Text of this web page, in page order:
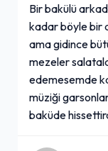
Bir bakülü
kadar böyle bir
ama gidince
mezeler
edemesemde
müziği
baküde